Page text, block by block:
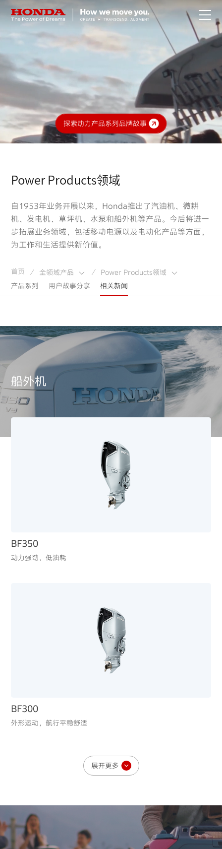
Honda纯电
全领域产品
技术创新
探索动力产品系列品牌故事
Power Products领域
自1953年业务开展以来，Honda推出了汽油机、微耕
机、发电机、草坪机、水泵和船外机等产品。今后将进一
步拓展业务领域，包括移动电源以及电动化产品等方面，
为工作和生活提供新价值。
首页 / 全领域产品 /
Power Products领域
产品系列
用户故事分享 相关新闻
船外机
船外机
BF350
动力强劲，低油耗
BF300
外形运动，航行平稳舒适
展开更多